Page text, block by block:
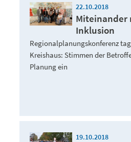
22.10.2018
Miteinander
Inklusion
Regionalplanungskonferenz
Kreishaus: Stimmen der
Planung ein
19.10.2018